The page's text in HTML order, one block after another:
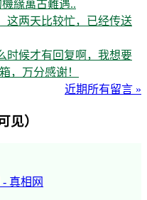
緣萬古難遇..
这两天比较忙，已经传送
时候才有回复啊，我想要
，万分感谢！
近期所有留言 »
见）
真相网